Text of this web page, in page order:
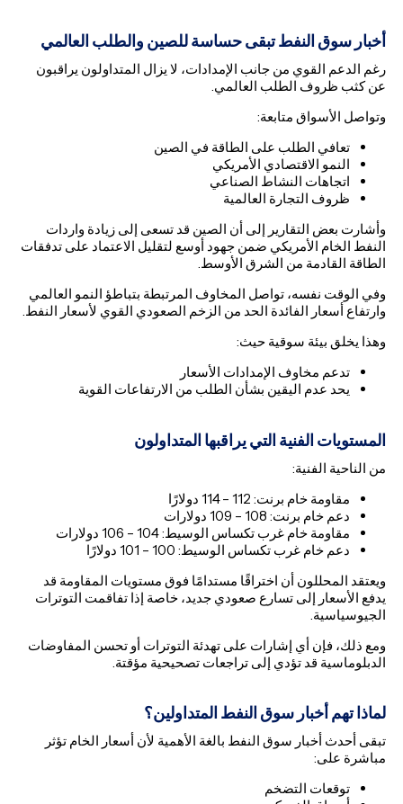
أخبار سوق النفط تبقى حساسة للصين والطلب العالمي
رغم الدعم القوي من جانب الإمدادات، لا يزال المتداولون يراقبون
عن كثب ظروف الطلب العالمي.
وتواصل الأسواق متابعة:
تعافي الطلب على الطاقة في الصين
النمو الاقتصادي الأمريكي
اتجاهات النشاط الصناعي
ظروف التجارة العالمية
وأشارت بعض التقارير إلى أن الصين قد تسعى إلى زيادة واردات
النفط الخام الأمريكي ضمن جهود أوسع لتقليل الاعتماد على تدفقات
الطاقة القادمة من الشرق الأوسط.
وفي الوقت نفسه، تواصل المخاوف المرتبطة بتباطؤ النمو العالمي
وارتفاع أسعار الفائدة الحد من الزخم الصعودي القوي لأسعار النفط.
وهذا يخلق بيئة سوقية حيث:
تدعم مخاوف الإمدادات الأسعار
يحد عدم اليقين بشأن الطلب من الارتفاعات القوية
المستويات الفنية التي يراقبها المتداولون
من الناحية الفنية:
مقاومة خام برنت: 112 – 114 دولارًا
دعم خام برنت: 108 – 109 دولارات
مقاومة خام غرب تكساس الوسيط: 104 – 106 دولارات
دعم خام غرب تكساس الوسيط: 100 – 101 دولارًا
ويعتقد المحللون أن اختراقًا مستدامًا فوق مستويات المقاومة قد
يدفع الأسعار إلى تسارع صعودي جديد، خاصة إذا تفاقمت التوترات
الجيوسياسية.
ومع ذلك، فإن أي إشارات على تهدئة التوترات أو تحسن المفاوضات
الدبلوماسية قد تؤدي إلى تراجعات تصحيحية مؤقتة.
لماذا تهم أخبار سوق النفط المتداولين؟
تبقى أحدث أخبار سوق النفط بالغة الأهمية لأن أسعار الخام تؤثر
مباشرة على:
توقعات التضخم